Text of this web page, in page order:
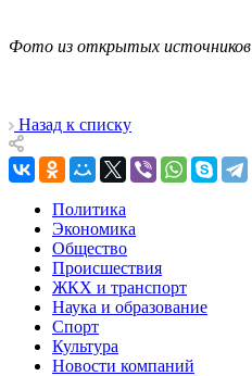
Фото из открытых источников
Назад к списку
Политика
Экономика
Общество
Происшествия
ЖКХ и транспорт
Наука и образование
Спорт
Культура
Новости компаний